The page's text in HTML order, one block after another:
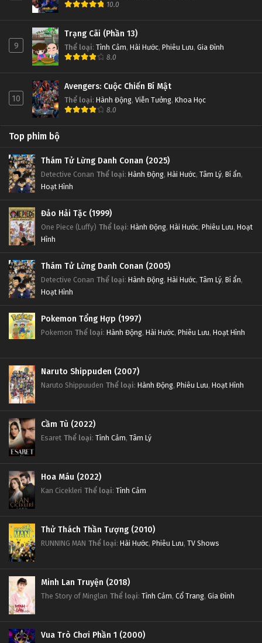
10.0
9
Trạng Cãi (Phần 13)
Thể loại: Tình Cảm, Hài Hước, Phiêu Lưu, Gia Đình
8.0
10
Avengers: Cuộc Chiến Bí Mật
Thể loại: Hành Động, Viễn Tưởng, Khoa Học
8.0
Top phim bộ
Thám Tử Lừng Danh Conan (2025)
Detective Conan Thể loại: Hành Động, Hài Hước, Tâm Lý, Bí ẩn,
Hoạt Hình
Đảo Hải Tặc (1999)
One Piece (Luffy) Thể loại: Hành Động, Hài Hước, Phiêu Lưu, Hoạt
Hình
Thám Tử Lừng Danh Conan (2005)
Detective Conan Thể loại: Hành Động, Hài Hước, Tâm Lý, Bí ẩn,
Hoạt Hình
Pokemon Tổng Hợp (1997)
Pokemon Thể loại: Hành Động, Hài Hước, Phiêu Lưu, Hoạt Hình
Naruto Shippuden (2007)
Naruto Shippuuden Thể loại: Hành Động, Phiêu Lưu, Hoạt Hình
Cầm Tù (2022)
Esaret Thể loại: Tình Cảm, Tâm Lý
Hoa Máu (2022)
Kan Cicekleri Thể loại: Tình Cảm
Thử Thách Thần Tượng (2010)
RUNNING MAN Thể loại: Hài Hước, Phiêu Lưu, TV Shows
Minh Lan Truyện (2018)
The Story of Minglan Thể loại: Tình Cảm, Cổ Trang, Gia Đình
Vua Trò Chơi Phần 1 (2000)